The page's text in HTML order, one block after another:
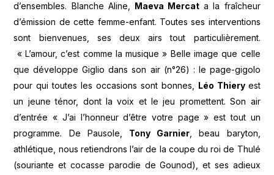
d’ensembles. Blanche Aline, Maeva Mercat a la fraîcheur
d’émission de cette femme-enfant. Toutes ses interventions
sont bienvenues, ses deux airs tout particulièrement.
« L’amour, c’est comme la musique » Belle image que celle
que développe Giglio dans son air (n°26) : le page-gigolo
pour qui toutes les occasions sont bonnes, Léo Thiery est
un jeune ténor, dont la voix et le jeu promettent. Son air
d’entrée « J’ai l’honneur d’être votre page » est tout un
programme. De Pausole, Tony Garnier , beau baryton,
athlétique, nous retiendrons l’air de la coupe du roi de Thulé
(souriante et cocasse parodie de Gounod), et ses adieux